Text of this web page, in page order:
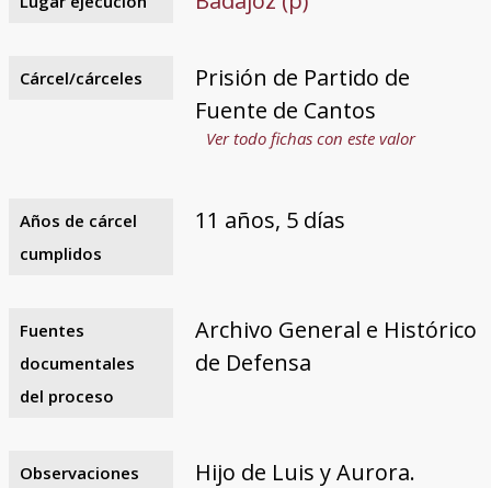
Cárcel/cárceles
Prisión de Partido de
Fuente de Cantos
Ver todo fichas con este valor
Años de cárcel
cumplidos
11 años, 5 días
Fuentes
documentales
del proceso
Archivo General e Histórico
de Defensa
Observaciones
Hijo de Luis y Aurora.